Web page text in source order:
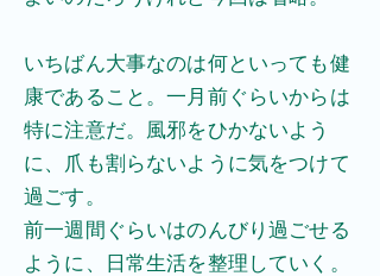
​いちばん大事なのは何といっても健
康であること。一月前ぐらいからは
特に注意だ。風邪をひかないよう
に、爪も割らないように気をつけて
過ごす。
​前一週間ぐらいはのんびり過ごせる
ように、日常生活を整理していく。